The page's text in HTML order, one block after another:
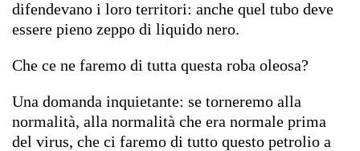
difendevano i loro territori: anche quel tubo deve
essere pieno zeppo di liquido nero.
Che ce ne faremo di tutta questa roba oleosa?
Una domanda inquietante: se torneremo alla
normalità, alla normalità che era normale prima
del virus, che ci faremo di tutto questo petrolio a